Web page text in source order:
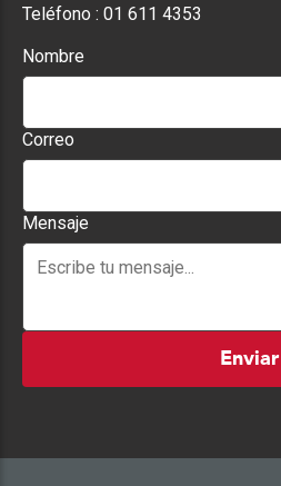
Teléfono : 01 611 4353
Nombre
Correo
Mensaje
Enviar